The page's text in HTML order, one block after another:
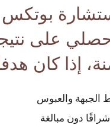
على
إذا كان
الجبهة والعبوس
دون مبالغة